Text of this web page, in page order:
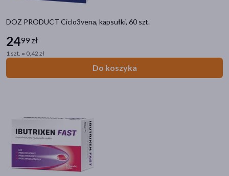
Hit
DOZ PRODUCT Ciclo3vena, kapsułki, 60 szt.
2499 zł
1 szt. = 0,42 zł
Do koszyka